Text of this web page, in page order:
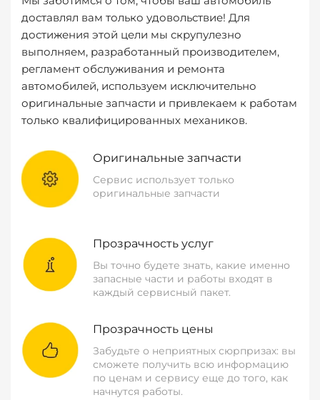
доставлял вам только удовольствие! Для
достижения этой цели мы скрупулезно
выполняем, разработанный производителем,
регламент обслуживания и ремонта
автомобилей, используем исключительно
оригинальные запчасти и привлекаем к работам
только квалифицированных механиков.
Оригинальные запчасти
Сервис использует только
оригинальные запчасти
Прозрачность услуг
Вы точно будете знать, какие именно
запасные части и работы входят в
каждый сервисный пакет.
Прозрачность цены
Забудьте о неприятных сюрпризах: вы
сможете получить всю информацию
по ценам и сервису еще до того, как
начнутся работы.